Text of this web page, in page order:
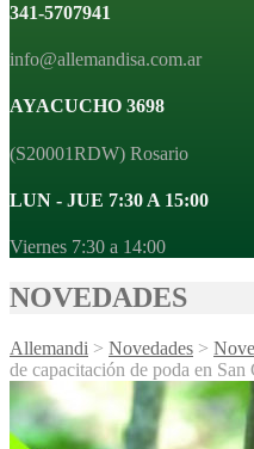
341-5707941
info@allemandisa.com.ar
AYACUCHO 3698
(S20001RDW) Rosario
LUN - JUE 7:30 A 15:00
Viernes 7:30 a 14:00
NOVEDADES
Allemandi > Novedades >
de capacitación de poda en San